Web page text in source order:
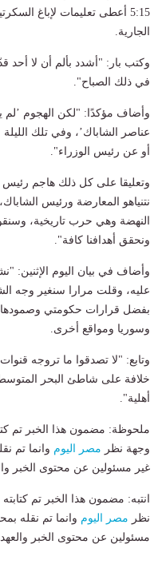
5:15 أعطى تعليمات لإباغ
الجارية.
وكتب بار: "أشدد بألم أن لا أحد
في ذلك الصباح".
وأضاف مؤكدًا: "لكن الهجوم ’لم
عناصر الشاباك’، وفي تلك
أو عن رئيس الوزراء".
وتعليقا على كل ذلك هاجم رئيس
نتنياهو المعارضة ورئيس
النهضة وهي حرب تاريخية،
ونحقق أهدافنا كافة".
وأضاف في بيان اليوم الإثنين:
عليه، وقلت مرارا سنغير وجه
بفضل قرارات حكومتي وصمودها
وسوريا ومواقع أخرى.
وتابع: "لا تصدقوا ما تروجه
خلافة على شاطئ البحر
أهلية".
ملحوظة: مضمون هذا الخبر تم
وجهة نظر مصر اليوم وانما تم
غير مسئولين عن محتوى الخبر
انتبه: مضمون هذا الخبر تم
نظر مصر اليوم وانما تم نقله
مسئولين عن محتوى الخبر